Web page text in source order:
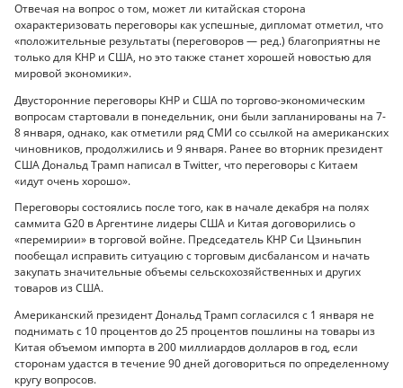
Отвечая на вопрос о том, может ли китайская сторона
охарактеризовать переговоры как успешные, дипломат отметил, что
«положительные результаты (переговоров — ред.) благоприятны не
только для КНР и США, но это также станет хорошей новостью для
мировой экономики».
Двусторонние переговоры КНР и США по торгово-экономическим
вопросам стартовали в понедельник, они были запланированы на 7-
8 января, однако, как отметили ряд СМИ со ссылкой на американских
чиновников, продолжились и 9 января. Ранее во вторник президент
США Дональд Трамп написал в Twitter, что переговоры с Китаем
«идут очень хорошо».
Переговоры состоялись после того, как в начале декабря на полях
саммита G20 в Аргентине лидеры США и Китая договорились о
«перемирии» в торговой войне. Председатель КНР Си Цзиньпин
пообещал исправить ситуацию с торговым дисбалансом и начать
закупать значительные объемы сельскохозяйственных и других
товаров из США.
Американский президент Дональд Трамп согласился с 1 января не
поднимать с 10 процентов до 25 процентов пошлины на товары из
Китая объемом импорта в 200 миллиардов долларов в год, если
сторонам удастся в течение 90 дней договориться по определенному
кругу вопросов.